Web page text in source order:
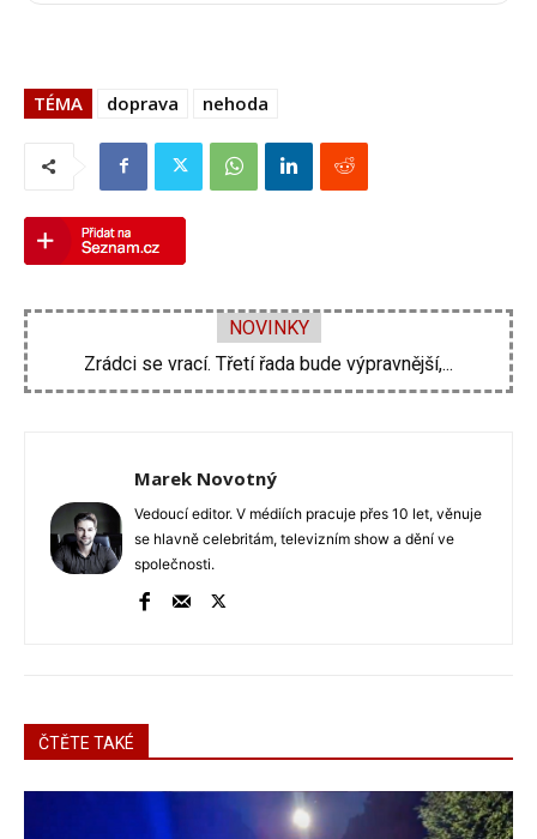
TÉMA doprava nehoda
NOVINKY
Zdeněk Pohlreich opět vtrhne do hospod. Nové...
Marek Novotný
Vedoucí editor. V médiích pracuje přes 10 let, věnuje
se hlavně celebritám, televizním show a dění ve
společnosti.
ČTĚTE TAKÉ